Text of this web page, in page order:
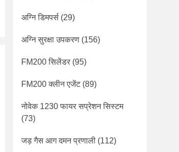
अग्नि डिमपर्स (29)
अग्नि सुरक्षा उपकरण (156)
FM200 सिलेंडर (95)
FM200 क्लीन एजेंट(89)
नोवेक 1230 फायर सप्रेशन सिस्टम
(73)
जड़ गैस आग दमन प्रणाली (112)